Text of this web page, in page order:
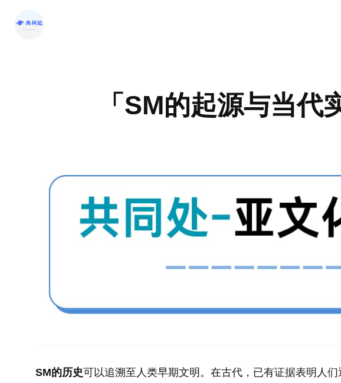
「SM的起源与当
SM的历史可以追溯至人类早期文明。在古代，已有证据表明人们